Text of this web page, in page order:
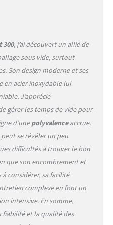
La machine d'emballage
vide dispose de
numériques
régulent le niveau de
et le temps de scellage
s'adapter à chaque
d'aliment et au goût de
client.
Le vide
est de -0,95 bar et
aspiration de 60l/min.
de la hotte
est de 7 litres. La
intérieure
vide : 30,5 x 32,2 x
La machine
a une
de 350W, tension
240V/50Hz | Dimensions
300, j’ai découvert un allié de
sous vide, surtout
Son design moderne et ses
en acier inoxydable lui
J’apprécie
gérer les temps de vide pour
d’unepolyvalenceaccrue.
se révéler un peu
difficultés à trouver le bon
que son encombrement et
considérer, sa facilité
complexe en font un
intensive. En somme,
fiabilité et la qualité des